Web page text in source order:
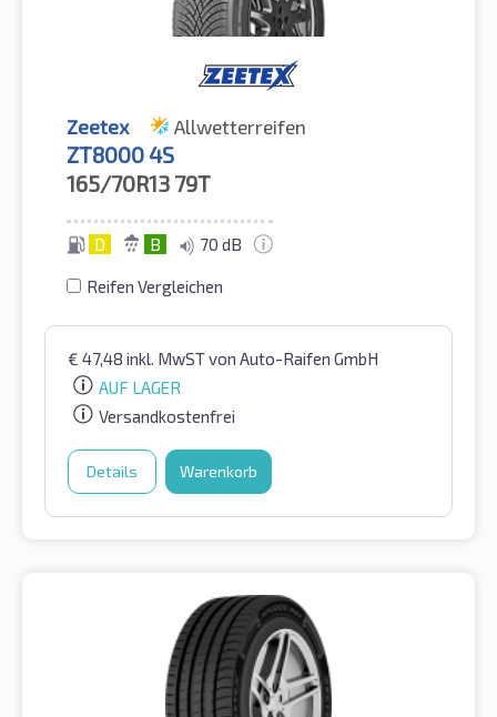
Zeetex Allwetterreifen
ZT8000 4S
165/70R13 79T
D B 70 dB
Reifen Vergleichen
€ 47,48 inkl. MwSTvon Auto-Raifen GmbH
AUF LAGER
Versandkostenfrei
Details Warenkorb